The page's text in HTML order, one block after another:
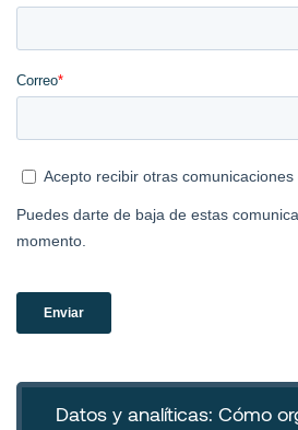
Datos y analíticas: Cómo